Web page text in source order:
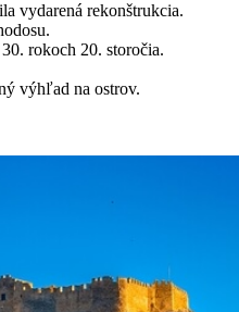
vydarená rekonštrukcia.
rokoch 20. storočia.
výhľad na ostrov.